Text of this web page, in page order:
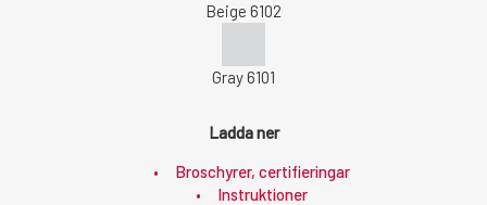
Beige 6102
Gray 6101
Ladda ner
Broschyrer, certifieringar
Instruktioner